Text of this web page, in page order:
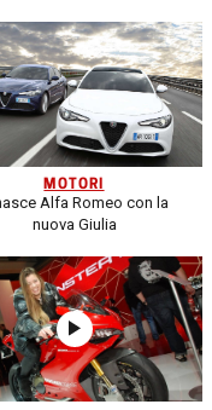
MOTORI
Alfa Romeo con la
nuova Giulia